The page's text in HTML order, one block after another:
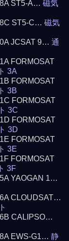
ST5-A…磁気
ST5-C…磁気
JCSAT 9…通
FORMOSAT
3A
FORMOSAT
3B
FORMOSAT
3C
FORMOSAT
3D
FORMOSAT
3E
FORMOSAT
3F
YAOGAN 1…
CLOUDSAT…
CALIPSO…
EWS-G1…静